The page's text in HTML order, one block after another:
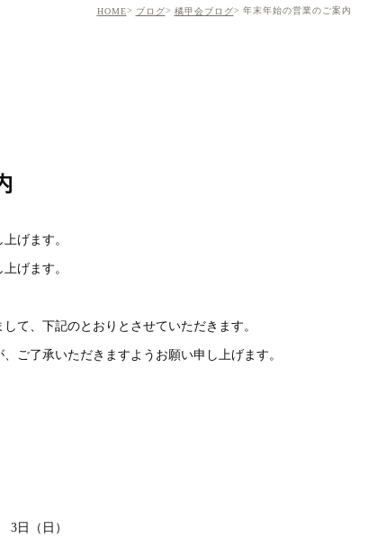
HOME ブログ 橘甲会ブログ 年末年始の営業のご案内
げます。
げます。
て、下記のとおりとさせていただきます。
ご了承いただきますようお願い申し上げます。
日（日）